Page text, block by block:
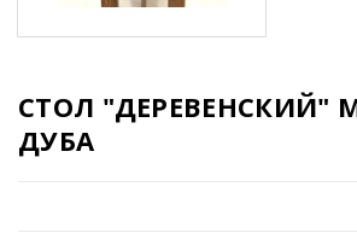
СТОЛ "ДЕРЕВЕНСКИЙ"
ДУБА